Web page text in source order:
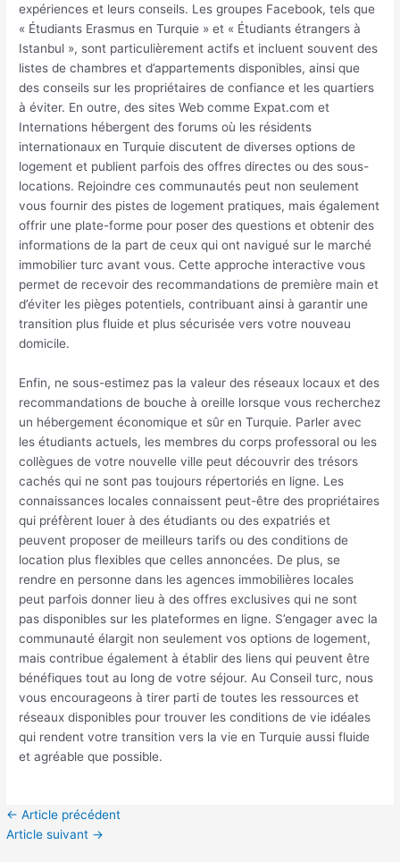
expériences et leurs conseils. Les groupes Facebook, tels que
« Étudiants Erasmus en Turquie » et « Étudiants étrangers à
Istanbul », sont particulièrement actifs et incluent souvent des
listes de chambres et d’appartements disponibles, ainsi que
des conseils sur les propriétaires de confiance et les quartiers
à éviter. En outre, des sites Web comme Expat.com et
Internations hébergent des forums où les résidents
internationaux en Turquie discutent de diverses options de
logement et publient parfois des offres directes ou des sous-
locations. Rejoindre ces communautés peut non seulement
vous fournir des pistes de logement pratiques, mais également
offrir une plate-forme pour poser des questions et obtenir des
informations de la part de ceux qui ont navigué sur le marché
immobilier turc avant vous. Cette approche interactive vous
permet de recevoir des recommandations de première main et
d’éviter les pièges potentiels, contribuant ainsi à garantir une
transition plus fluide et plus sécurisée vers votre nouveau
domicile.
Enfin, ne sous-estimez pas la valeur des réseaux locaux et des
recommandations de bouche à oreille lorsque vous recherchez
un hébergement économique et sûr en Turquie. Parler avec
les étudiants actuels, les membres du corps professoral ou les
collègues de votre nouvelle ville peut découvrir des trésors
cachés qui ne sont pas toujours répertoriés en ligne. Les
connaissances locales connaissent peut-être des propriétaires
qui préfèrent louer à des étudiants ou des expatriés et
peuvent proposer de meilleurs tarifs ou des conditions de
location plus flexibles que celles annoncées. De plus, se
rendre en personne dans les agences immobilières locales
peut parfois donner lieu à des offres exclusives qui ne sont
pas disponibles sur les plateformes en ligne. S’engager avec la
communauté élargit non seulement vos options de logement,
mais contribue également à établir des liens qui peuvent être
bénéfiques tout au long de votre séjour. Au Conseil turc, nous
vous encourageons à tirer parti de toutes les ressources et
réseaux disponibles pour trouver les conditions de vie idéales
qui rendent votre transition vers la vie en Turquie aussi fluide
et agréable que possible.
← Article précédent
Article suivant →